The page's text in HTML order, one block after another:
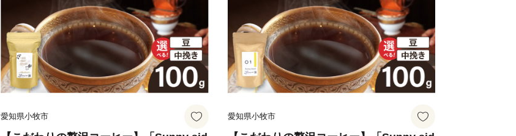
👉和歌山県串本町の「竹皮包みようかん本煉」
👉「竹皮包みようかん3本セット（本煉・柚子・桜）」
★ABCテレビのニュース情報番組「キャスト」で、「串本食品株
式会社」の“じゃばらマグロ” が紹介されました！
愛知県小牧市 愛知県小牧市